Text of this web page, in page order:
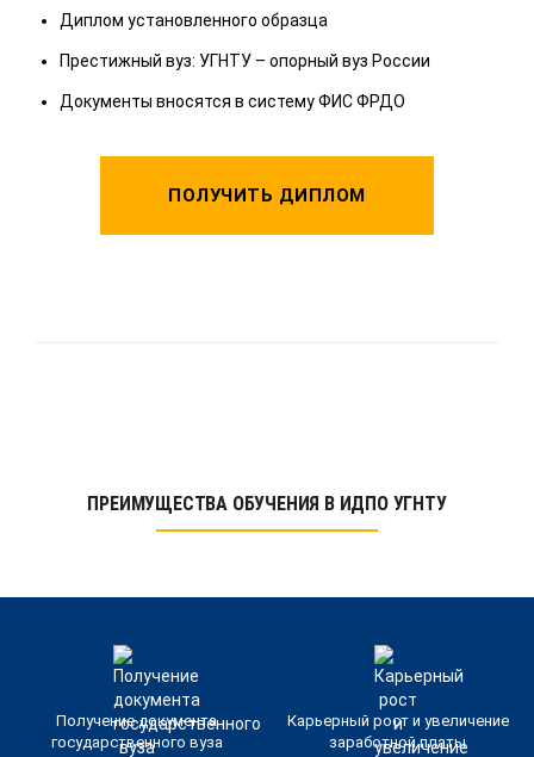
Диплом установленного образца
Престижный вуз: УГНТУ – опорный вуз России
Документы вносятся в систему ФИС ФРДО
ПОЛУЧИТЬ ДИПЛОМ
ПРЕИМУЩЕСТВА ОБУЧЕНИЯ В ИДПО УГНТУ
Получение документа
государственного вуза
Карьерный рост и увеличение
заработной платы